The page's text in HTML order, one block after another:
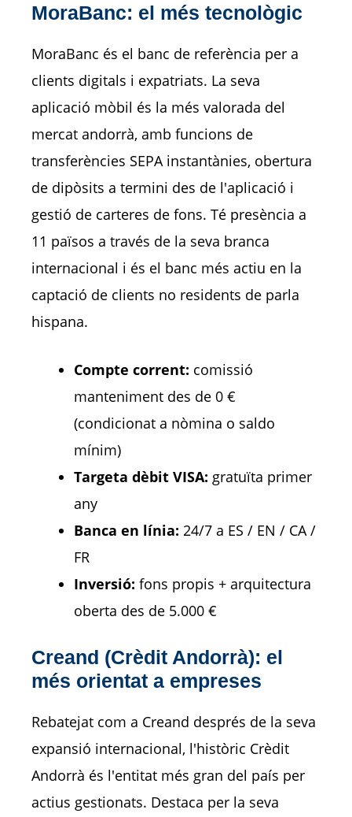
MoraBanc: el més tecnològic
MoraBanc és el banc de referència per a
clients digitals i expatriats. La seva
aplicació mòbil és la més valorada del
mercat andorrà, amb funcions de
transferències SEPA instantànies, obertura
de dipòsits a termini des de l'aplicació i
gestió de carteres de fons. Té presència a
11 països a través de la seva branca
internacional i és el banc més actiu en la
captació de clients no residents de parla
hispana.
Compte corrent: comissió
manteniment des de 0 €
(condicionat a nòmina o saldo
mínim)
Targeta dèbit VISA: gratuïta primer
any
Banca en línia: 24/7 a ES / EN / CA /
FR
Inversió: fons propis + arquitectura
oberta des de 5.000 €
Creand (Crèdit Andorrà): el
més orientat a empreses
Rebatejat com a Creand després de la seva
expansió internacional, l'històric Crèdit
Andorrà és l'entitat més gran del país per
actius gestionats. Destaca per la seva